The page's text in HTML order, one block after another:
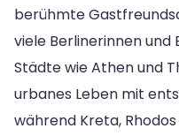
berühmte
viele Berlinerinnen und
Städte wie Athen und
urbanes Leben mit
während Kreta,